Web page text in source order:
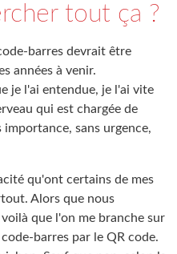
tout ça ?
barres devrait être
années à venir.
je l'ai entendue, je l'ai vite
qui est chargée de
sans urgence,
qu'ont certains de mes
Alors que nous
que l'on me branche sur
barres par le QR code.